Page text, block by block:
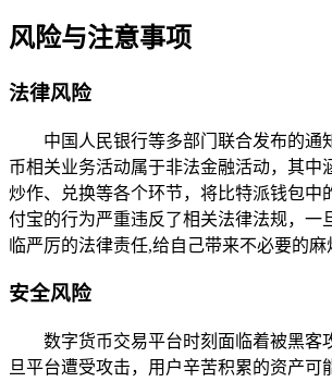
风险与注意事项
法律风险
中国人民银行等多部门联合发布的通
币相关业务活动属于非法金融活动，其中
炒作、兑换等各个环节，将比特派钱包中
付宝的行为严重违反了相关法律法规，一
临严厉的法律责任,给自己带来不必要的麻
安全风险
数字货币交易平台时刻面临着被黑客
旦平台遭受攻击，用户辛苦积累的资产可